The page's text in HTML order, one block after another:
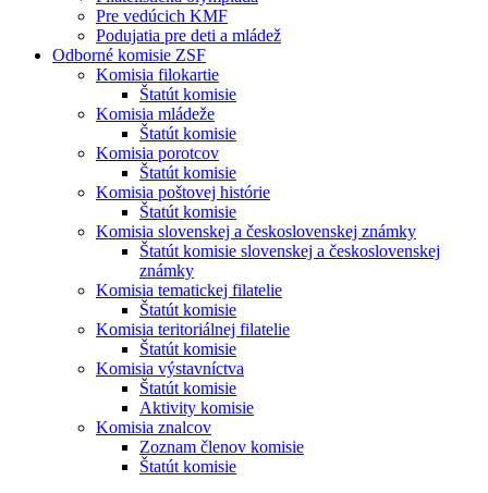
Pre vedúcich KMF
Podujatia pre deti a mládež
Odborné komisie ZSF
Komisia filokartie
Štatút komisie
Komisia mládeže
Štatút komisie
Komisia porotcov
Štatút komisie
Komisia poštovej histórie
Štatút komisie
Komisia slovenskej a československej známky
Štatút komisie slovenskej a československej
známky
Komisia tematickej filatelie
Štatút komisie
Komisia teritoriálnej filatelie
Štatút komisie
Komisia výstavníctva
Štatút komisie
Aktivity komisie
Komisia znalcov
Zoznam členov komisie
Štatút komisie